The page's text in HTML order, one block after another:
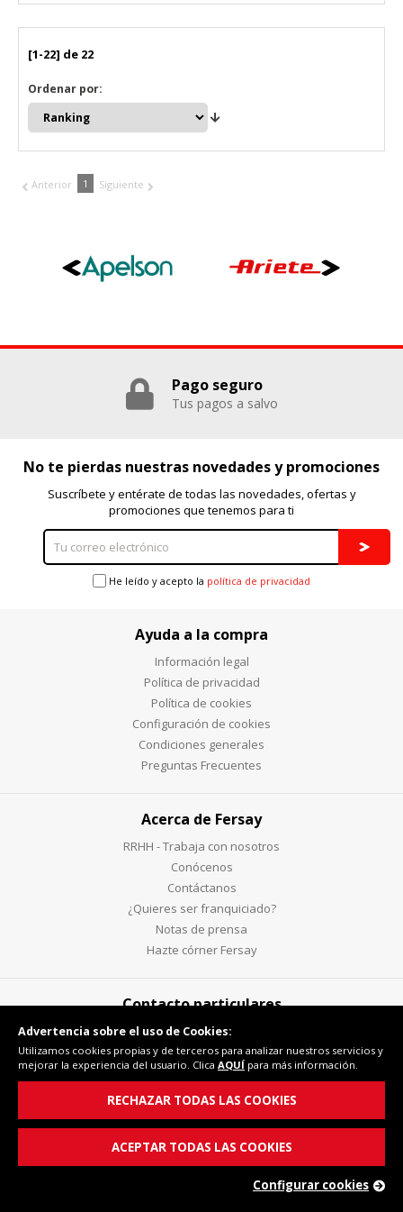
[1-22] de 22
Ordenar por:
Anterior 1 Siguiente
Pago seguro
Tus pagos a salvo
No te pierdas nuestras novedades y promociones
Suscríbete y entérate de todas las novedades, ofertas y
promociones que tenemos para ti
He leído y acepto la política de privacidad
Ayuda a la compra
Información legal
Política de privacidad
Política de cookies
Configuración de cookies
Condiciones generales
Preguntas Frecuentes
Acerca de Fersay
RRHH - Trabaja con nosotros
Conócenos
Contáctanos
¿Quieres ser franquiciado?
Notas de prensa
Hazte córner Fersay
Contacto particulares
Si eres particular (no
profesional) puedes
contactar a través de este
865617080 (número con tarifa nacional)
tiendasfersay@fersay.com
Advertencia sobre el uso de Cookies:
Utilizamos cookies propias y de terceros para analizar nuestros servicios y
mejorar la experiencia del usuario. Clica AQUÍ para más información.
RECHAZAR TODAS LAS COOKIES
ACEPTAR TODAS LAS COOKIES
Configurar cookies